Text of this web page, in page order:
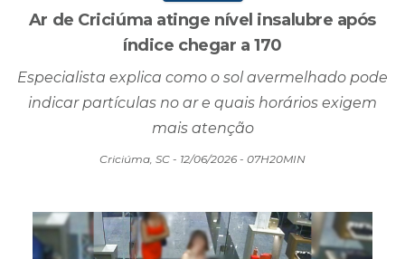
Ar de Criciúma atinge nível insalubre após
índice chegar a 170
Especialista explica como o sol avermelhado pode
indicar partículas no ar e quais horários exigem
mais atenção
Criciúma, SC - 12/06/2026 - 07H20MIN